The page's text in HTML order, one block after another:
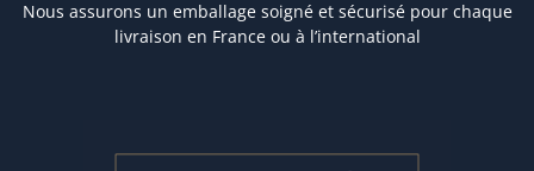
Nous assurons un emballage soigné et sécurisé pour chaque
livraison en France ou à l’international